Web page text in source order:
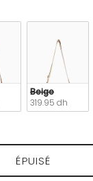
Beige
319.95 dh
ÉPUISÉ